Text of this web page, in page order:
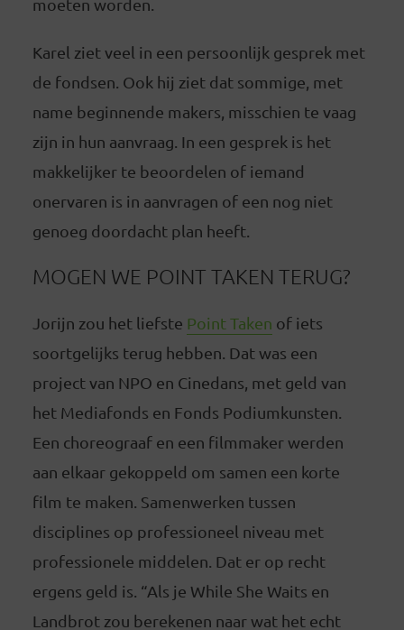
moeten worden.
Karel ziet veel in een persoonlijk gesprek met
de fondsen. Ook hij ziet dat sommige, met
name beginnende makers, misschien te vaag
zijn in hun aanvraag. In een gesprek is het
makkelijker te beoordelen of iemand
onervaren is in aanvragen of een nog niet
genoeg doordacht plan heeft.
MOGEN WE POINT TAKEN TERUG?
Jorijn zou het liefste Point Taken of iets
soortgelijks terug hebben. Dat was een
project van NPO en Cinedans, met geld van
het Mediafonds en Fonds Podiumkunsten.
Een choreograaf en een filmmaker werden
aan elkaar gekoppeld om samen een korte
film te maken. Samenwerken tussen
disciplines op professioneel niveau met
professionele middelen. Dat er op recht
ergens geld is. “Als je While She Waits en
Landbrot zou berekenen naar wat het echt